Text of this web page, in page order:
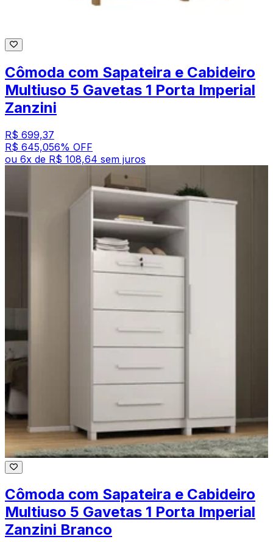
Cômoda com Sapateira e Cabideiro
Multiuso 5 Gavetas 1 Porta Imperial
Zanzini
R$ 699,37
R$ 645,056% OFF
ou 6x de R$ 108,64 sem juros
Cômoda com Sapateira e Cabideiro
Multiuso 5 Gavetas 1 Porta Imperial
Zanzini Branco